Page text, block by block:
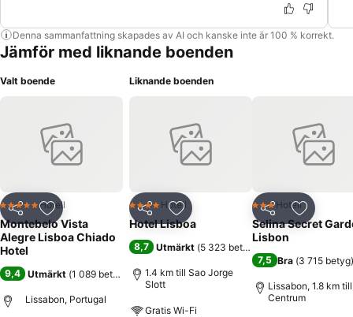
Denna sammanfattning skapades av AI och kanske inte är 100 % korrekt.
Jämför med liknande boenden
Valt boende
Dela Lägg till i Mina Favoriter
5 StjärnorHotell
Montebelo Vista
Alegre Lisboa Chiado
Hotel
9,4 Utmärkt (1 089 betyg
Lissabon, Portugal
Liknande boenden
Dela Lägg till i Mina Favoriter
4 StjärnorHotell
Hotel Lisboa
8,7 Utmärkt (5 323 betyg
1.4 km till Sao Jorge
Slott
Gratis Wi-Fi
Dela Lägg till
3 Stjärnor
Hotell
Selina Secret
Lisbon
7,5 Bra (3 715 betyg)
Lissabon, 1.8 km till
Centrum